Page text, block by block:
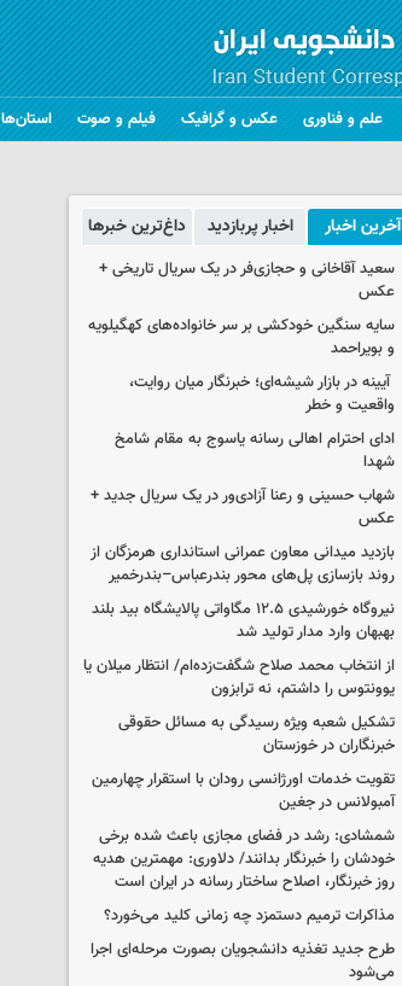
علم و فناوری عکس و گرافیک فیلم و صوت استان‌ها
آخرین اخبار اخبار پربازدید داغ‌ترین خبرها
سعید آقاخانی و حجازی‌فر در یک سریال تاریخی +
عکس
سایه سنگین خودکشی بر سر خانواده‌های کهگیلویه
و بویراحمد
آیینه در بازار شیشه‌ای؛ خبرنگار میان روایت،
واقعیت و خطر
ادای احترام اهالی رسانه یاسوج به مقام شامخ
شهدا
شهاب حسینی و رعنا آزادی‌ور در یک سریال جدید +
عکس
بازدید میدانی معاون عمرانی استانداری هرمزگان از
روند بازسازی پل‌های محور بندرعباس–بندرخمیر
نیروگاه خورشیدی ۱۲.۵ مگاواتی پالایشگاه بید بلند
بهبهان وارد مدار تولید شد
از انتخاب محمد صلاح شگفت‌زده‌ام/ انتظار میلان یا
یوونتوس را داشتم، نه ترابزون
تشکیل شعبه ویژه رسیدگی به مسائل حقوقی
خبرنگاران در خوزستان
تقویت خدمات اورژانسی رودان با استقرار چهارمین
آمبولانس در جغین
شمشادی: رشد در فضای مجازی باعث شده برخی
خودشان را خبرنگار بدانند/ دلاوری: مهمترین هدیه‌
روز خبرنگار، اصلاح ساختار رسانه در ایران است
مذاکرات ترمیم دستمزد چه زمانی کلید می‌خورد؟
طرح جدید تغذیه دانشجویان بصورت مرحله‌ای اجرا
می‌شود